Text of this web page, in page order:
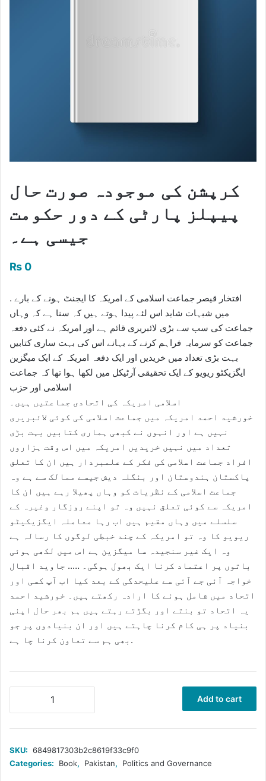
کرپشن کی موجودہ صورت حال
پیپلز پارٹی کے دور حکومت
جیسی ہے۔
₨ 0
. افتخار قیصر جماعت اسلامی کے امریکہ کا ایجنٹ ہونے کے بارے
میں شبہات شاید اس لئے پیدا ہوتے ہیں کہ سنا ہے کہ وہاں
جماعت کی سب سے بڑی لائبریری قائم ہے اور امریکہ نے کئی دفعہ
جماعت کو سرمایہ فراہم کرنے کے بہانے اس کی بہت ساری کتابیں
بہت بڑی تعداد میں خریدیں اور ایک دفعہ امریکہ کے ایک میگزین
ایگزیکٹو ریویو کے ایک تحقیقی آرٹیکل میں لکھا ہوا تھا کہ جماعت
اسلامی اور حزب
اسلامی امریکہ کی اتحادی جماعتیں ہیں۔
خورشید احمد امریکہ میں جماعت اسلامی کی کوئی لائبریری
نہیں ہے اور انہوں نے کبھی ہماری کتابیں بہت بڑی
تعداد میں نہیں خریدیں امریکہ میں اس وقت ہزاروں
افراد جماعت اسلامی کی فکر کے علمبردار ہیں ان کا تعلق
پاکستان ہندوستان اور بنگلہ دیش جیسے ممالک سے ہے وہ
جماعت اسلامی کے نظریات کو وہاں پھیلا رہے ہیں ان کا
امریکہ سے کوئی تعلق نہیں وہ تو اپنے روزگار وغیرہ کے
سلسلے میں وہاں مقیم ہیں اب رہا معاملہ ایگزیکیٹو
ریویو کا وہ تو امریکہ کے چند خبطی لوگوں کا رسالہ ہے
وہ ایک غیر سنجیدہ سا میگزین ہے اس میں لکھی ہوئی
باتوں پر اعتماد کرنا ایک بھول ہوگی۔ ….. جاوید اقبال
خواجہ آئی جے آئی سے علیحدگی کے بعد کیا اب آپ کسی اور
اتحاد میں شامل ہونے کا ارادہ رکھتے ہیں۔ خورشید احمد
یہ اتحاد تو بنتے اور بگڑتے رہتے ہیں ہم بھر حال اپنی
بنیاد پر ہی کام کرنا چاہتے ہیں اور ان بنیادوں پر جو
بھی ہم سے تعاون کرنا چا ہے.
صورت
پیپلز
پارٹی
Add to cart
SKU: 6849817303b2c8619f33c9f0
Categories:
Book, Pakistan, Politics and Governance